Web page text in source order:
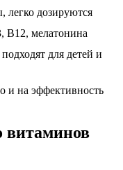
дозируются
B12, мелатонина
для детей и
и на эффективность
витаминов